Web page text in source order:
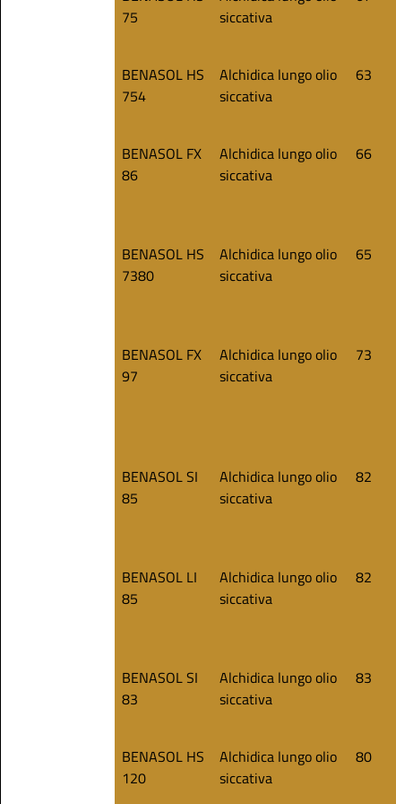
75
siccativa
BENASOL HS
754
Alchidica lungo olio
siccativa
63
BENASOL FX
86
Alchidica lungo olio
siccativa
66
BENASOL HS
7380
Alchidica lungo olio
siccativa
65
BENASOL FX
97
Alchidica lungo olio
siccativa
73
BENASOL SI
85
Alchidica lungo olio
siccativa
82
BENASOL LI
85
Alchidica lungo olio
siccativa
82
BENASOL SI
83
Alchidica lungo olio
siccativa
83
BENASOL HS
120
Alchidica lungo olio
siccativa
80